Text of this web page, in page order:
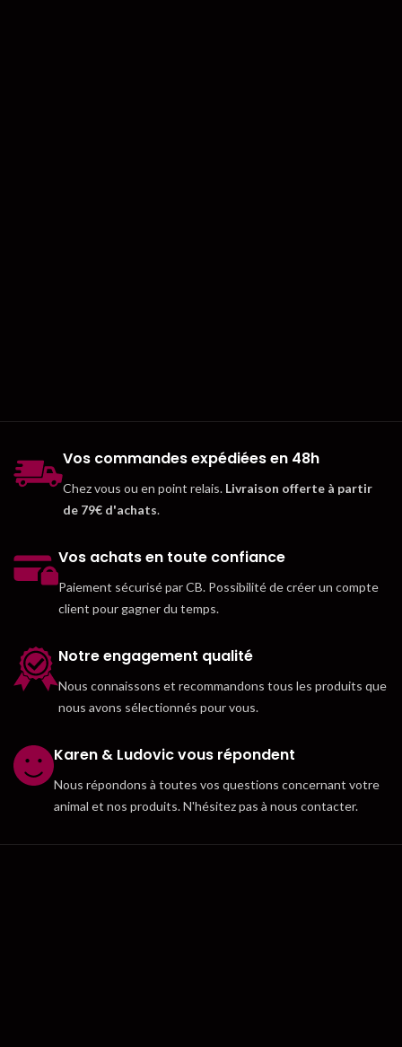
Vos commandes expédiées en 48h
Chez vous ou en point relais. Livraison offerte à partir
de 79€ d'achats.
Vos achats en toute confiance
Paiement sécurisé par CB. Possibilité de créer un compte
client pour gagner du temps.
Notre engagement qualité
Nous connaissons et recommandons tous les produits que
nous avons sélectionnés pour vous.
Karen & Ludovic vous répondent
Nous répondons à toutes vos questions concernant votre
animal et nos produits. N'hésitez pas à nous contacter.